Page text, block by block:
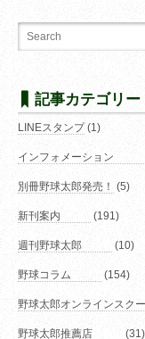
記事カテゴリー
LINEスタンプ(1)
インフォメーション
別冊野球太郎発売！ (5)
新刊案内 (191)
週刊野球太郎 (10)
野球コラム (154)
野球太郎オンラインスク
野球太郎推薦店 (31)